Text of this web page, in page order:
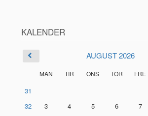
KALENDER
AUGUST 2026
MAN TIR ONS TOR FRE
31
32
3 4 5 6 7